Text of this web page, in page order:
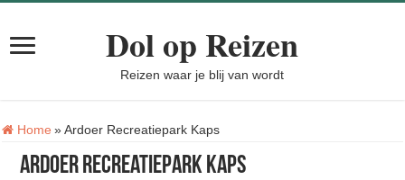
Dol op Reizen
Reizen waar je blij van wordt
Home » Tag:
Ardoer Recreatiepark Kaps
Ardoer Recreatiepark Kaps